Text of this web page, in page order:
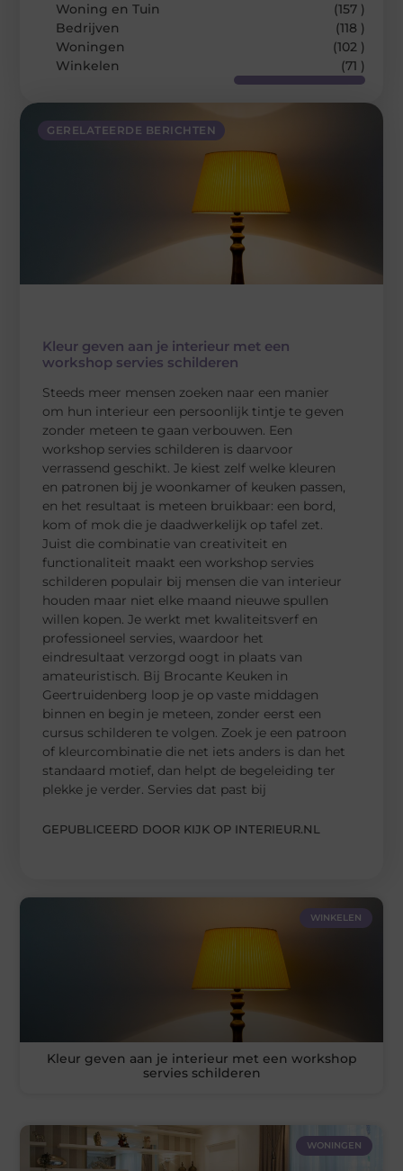
GERELATEERDE BERICHTEN
Kleur geven aan je interieur met een
workshop servies schilderen
Steeds meer mensen zoeken naar een manier
om hun interieur een persoonlijk tintje te geven
zonder meteen te gaan verbouwen. Een
workshop servies schilderen is daarvoor
verrassend geschikt. Je kiest zelf welke kleuren
en patronen bij je woonkamer of keuken passen,
en het resultaat is meteen bruikbaar: een bord,
kom of mok die je daadwerkelijk op tafel zet.
Juist die combinatie van creativiteit en
functionaliteit maakt een workshop servies
schilderen populair bij mensen die van interieur
houden maar niet elke maand nieuwe spullen
willen kopen. Je werkt met kwaliteitsverf en
professioneel servies, waardoor het
eindresultaat verzorgd oogt in plaats van
amateuristisch. Bij Brocante Keuken in
Geertruidenberg loop je op vaste middagen
binnen en begin je meteen, zonder eerst een
cursus schilderen te volgen. Zoek je een patroon
of kleurcombinatie die net iets anders is dan het
standaard motief, dan helpt de begeleiding ter
plekke je verder. Servies dat past bij
GEPUBLICEERD DOOR KIJK OP INTERIEUR.NL
Woning en Tuin
(157 )
Bedrijven
(118 )
Woningen
(102 )
Winkelen
(71 )
WINKELEN
Kleur geven aan je interieur met een workshop
servies schilderen
WONINGEN